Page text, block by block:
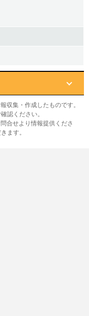
収集・作成したものです。
認ください。
合せより情報提供くださ
ます。